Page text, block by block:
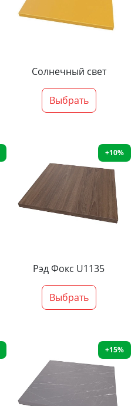
Солнечный свет
Выбрать
+10%
Рэд Фокс U1135
Выбрать
+15%